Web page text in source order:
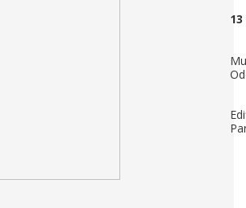
13